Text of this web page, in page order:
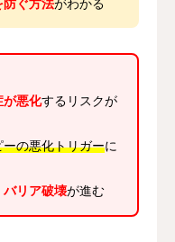
防ぐ方法がわかる
が悪化するリスクが
ーの悪化トリガーに
バリア破壊が進む